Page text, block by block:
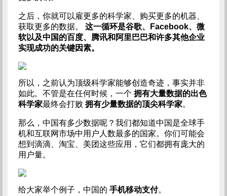
之后，你就可以雇更多的科学家、购买更多的机器、
获取更多的数据。 这一循环是谷歌、Facebook、微
软以及中国的百度、腾讯和阿里巴巴和许多其他企业
实现成功的关键因素。
所以，之前认为顶级科学家能够创造奇迹，事实并非
如此。不管是在任何时候，一个 拥有大量数据的出色
科学家最终会打败 拥有少量数据的顶尖科学家。
那么，中国有多少数据呢？我们都知道中国是全球手
机和互联网市场中用户人数最多的国家。你们可能会
想到滴滴、淘宝、美团这些应用，它们都拥有庞大的
用户量。
​给大家举个例子，中国的 手机移动支付。